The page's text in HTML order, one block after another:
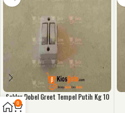
Saklar Dobel Greet Tempel Putih Kg 10
0